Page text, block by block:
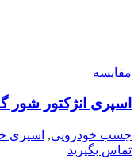
مقایسه
اسپری انژکتور شور گامی 400
چسب خودرویی, اسپری
تماس بگیرید